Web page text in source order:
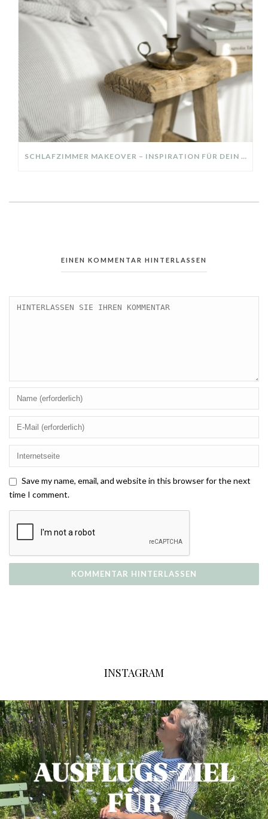
SCHLAFZIMMER MAKEOVER – INSPIRATION FÜR DEIN SCHLAFZIMMER: AUS ALT MACH NEU – HELL, GEMÜTLICH UND EINLADEND
EINEN KOMMENTAR HINTERLASSEN
Save my name, email, and website in this browser for the next
time I comment.
INSTAGRAM